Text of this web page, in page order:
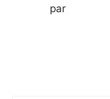
par